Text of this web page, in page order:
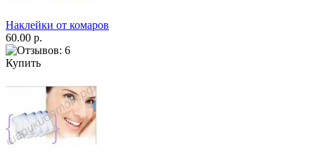
Наклейки от комаров
60.00 р.
Купить